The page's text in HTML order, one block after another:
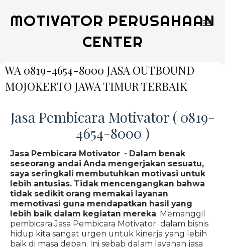
MOTIVATOR PERUSAHAAN
CENTER
WA 0819-4654-8000 JASA OUTBOUND
MOJOKERTO JAWA TIMUR TERBAIK
Jasa Pembicara Motivator ( 0819-
4654-8000 )
Jasa Pembicara Motivator - Dalam benak
seseorang andai Anda mengerjakan sesuatu,
saya seringkali membutuhkan motivasi untuk
lebih antusias. Tidak mencengangkan bahwa
tidak sedikit orang memakai layanan
memotivasi guna mendapatkan hasil yang
lebih baik dalam kegiatan mereka. Memanggil
pembicara Jasa Pembicara Motivator dalam bisnis
hidup kita sangat urgen untuk kinerja yang lebih
baik di masa depan. Ini sebab dalam layanan jasa